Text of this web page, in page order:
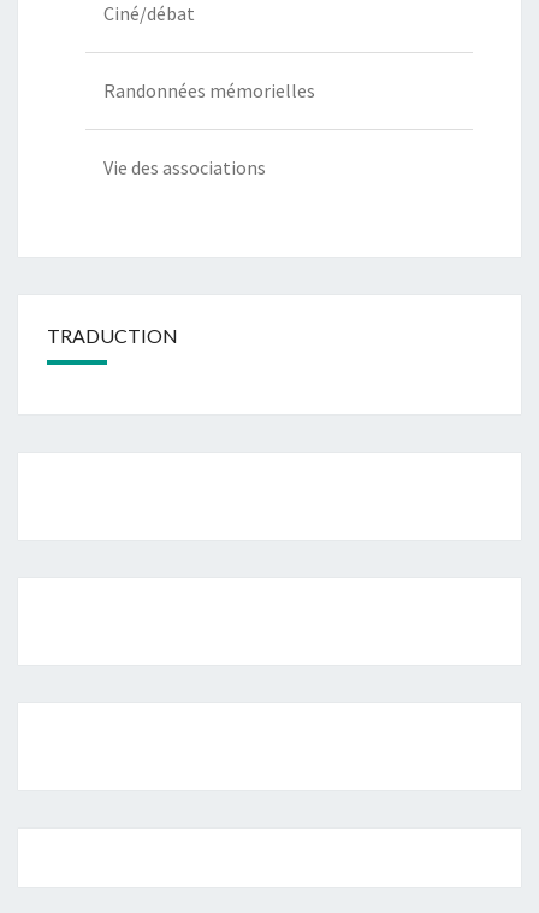
Ciné/débat
Randonnées mémorielles
Vie des associations
TRADUCTION